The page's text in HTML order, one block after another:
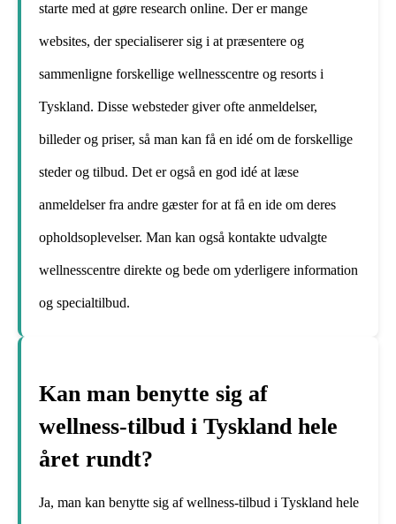
starte med at gøre research online. Der er mange
websites, der specialiserer sig i at præsentere og
sammenligne forskellige wellnesscentre og resorts i
Tyskland. Disse websteder giver ofte anmeldelser,
billeder og priser, så man kan få en idé om de forskellige
steder og tilbud. Det er også en god idé at læse
anmeldelser fra andre gæster for at få en ide om deres
opholdsoplevelser. Man kan også kontakte udvalgte
wellnesscentre direkte og bede om yderligere information
og specialtilbud.
Kan man benytte sig af
wellness-tilbud i Tyskland hele
året rundt?
Ja, man kan benytte sig af wellness-tilbud i Tyskland hele